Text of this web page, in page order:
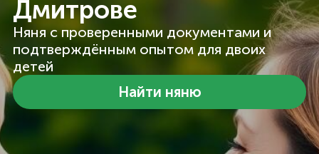
Дмитрове
Няня с проверенными документами и
подтверждённым опытом для двоих
детей
Найти няню